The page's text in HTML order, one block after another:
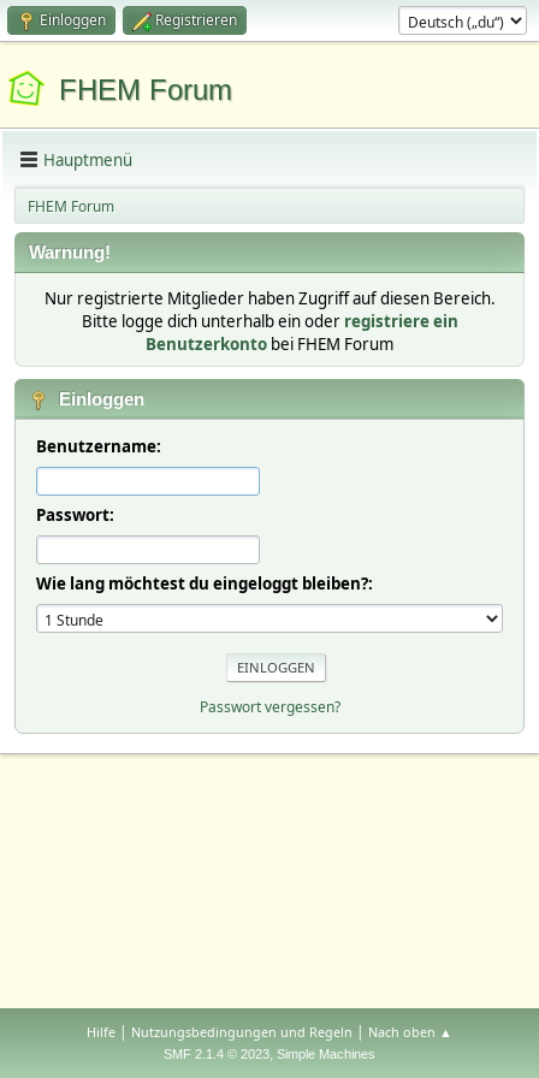
Einloggen Registrieren
FHEM Forum
Hauptmenü
FHEM Forum
Warnung!
Nur registrierte Mitglieder haben Zugriff auf diesen Bereich.
Bitte logge dich unterhalb ein oder registriere ein
Benutzerkonto bei FHEM Forum
Einloggen
Benutzername:
Passwort:
Wie lang möchtest du eingeloggt bleiben?:
Passwort vergessen?
Hilfe | Nutzungsbedingungen und Regeln | Nach oben ▲
SMF 2.1.4 © 2023, Simple Machines